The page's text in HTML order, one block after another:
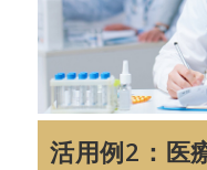
活用例2：医